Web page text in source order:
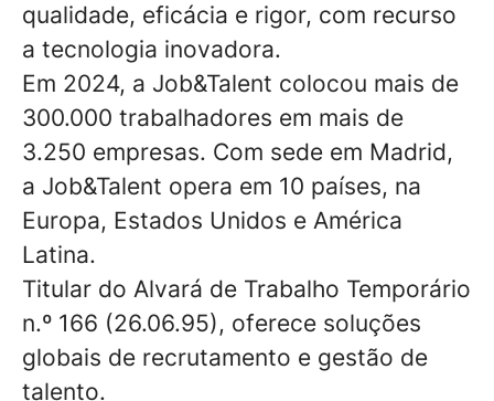
qualidade, eficácia e rigor, com recurso
a tecnologia inovadora.
Em 2024, a Job&Talent colocou mais de
300.000 trabalhadores em mais de
3.250 empresas. Com sede em Madrid,
a Job&Talent opera em 10 países, na
Europa, Estados Unidos e América
Latina.
Titular do Alvará de Trabalho Temporário
n.º 166 (26.06.95), oferece soluções
globais de recrutamento e gestão de
talento.